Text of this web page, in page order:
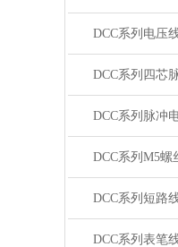
DCC系列电压
DCC系列四芯
DCC系列脉冲
DCC系列M5螺
DCC系列短路
DCC系列表笔